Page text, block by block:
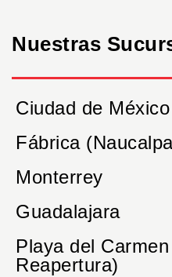
Nuestras
Ciudad de México
Fábrica
Monterrey
Guadalajara
Playa del
Reapertura)